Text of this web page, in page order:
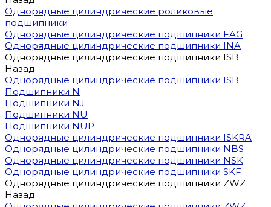
Однорядные цилиндрические роликовые
подшипники
Однорядные цилиндрические подшипники FAG
Однорядные цилиндрические подшипники INA
Однорядные цилиндрические подшипники ISB
Назад
Однорядные цилиндрические подшипники ISB
Подшипники N
Подшипники NJ
Подшипники NU
Подшипники NUP
Однорядные цилиндрические подшипники ISKRA
Однорядные цилиндрические подшипники NBS
Однорядные цилиндрические подшипники NSK
Однорядные цилиндрические подшипники SKF
Однорядные цилиндрические подшипники ZWZ
Назад